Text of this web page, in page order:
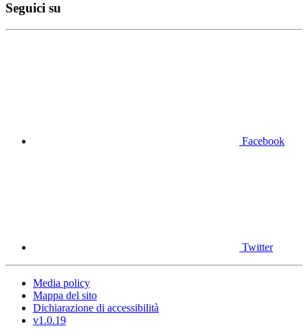
Seguici su
Facebook
Twitter
Media policy
Mappa del sito
Dichiarazione di accessibilità
v1.0.19